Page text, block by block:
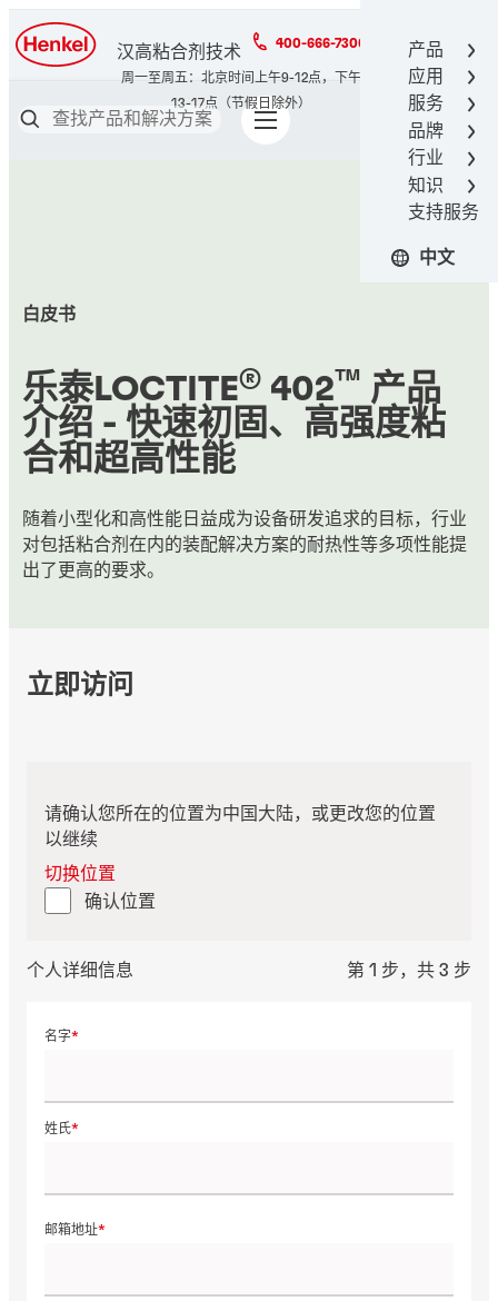
产品
应用
服务
品牌
行业
知识
支持服务
中文
汉高粘合剂技术 400-666-7306
白皮书
乐泰LOCTITE®402™ 产品
介绍 - 快速初固、高强度粘
合和超高性能
随着小型化和高性能日益成为设备研发追求的目标，行业
对包括粘合剂在内的装配解决方案的耐热性等多项性能提
出了更高的要求。
立即访问
请确认您所在的位置为中国大陆，或更改您的位置
以继续
确认位置
切换位置
个人详细信息 第 1 步，共 3 步
名字
姓氏
邮箱地址